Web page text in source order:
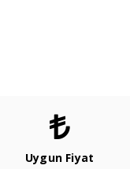
Uygun Fiyat